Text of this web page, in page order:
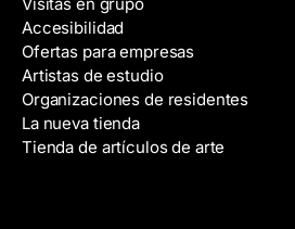
ó
n
d
e
c
o
r
Accesibilidad
Ofertas para empresas
Artistas de estudio
Organizaciones de residentes
La nueva tienda
Tienda de artículos de arte